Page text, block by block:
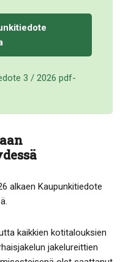
3 / 2026 pdf-
alkaen Kaupunkitiedote
kaikkien kotitalouksien
jakelureittien